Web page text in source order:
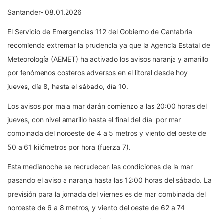
Santander- 08.01.2026
El Servicio de Emergencias 112 del Gobierno de Cantabria
recomienda extremar la prudencia ya que la Agencia Estatal de
Meteorología (AEMET) ha activado los avisos naranja y amarillo
por fenómenos costeros adversos en el litoral desde hoy
jueves, día 8, hasta el sábado, día 10.
Los avisos por mala mar darán comienzo a las 20:00 horas del
jueves, con nivel amarillo hasta el final del día, por mar
combinada del noroeste de 4 a 5 metros y viento del oeste de
50 a 61 kilómetros por hora (fuerza 7).
Esta medianoche se recrudecen las condiciones de la mar
pasando el aviso a naranja hasta las 12:00 horas del sábado. La
previsión para la jornada del viernes es de mar combinada del
noroeste de 6 a 8 metros, y viento del oeste de 62 a 74